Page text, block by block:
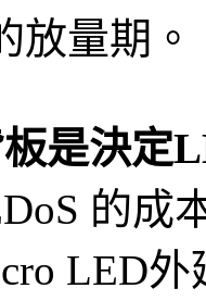
放量期。
是決定
的成
LED